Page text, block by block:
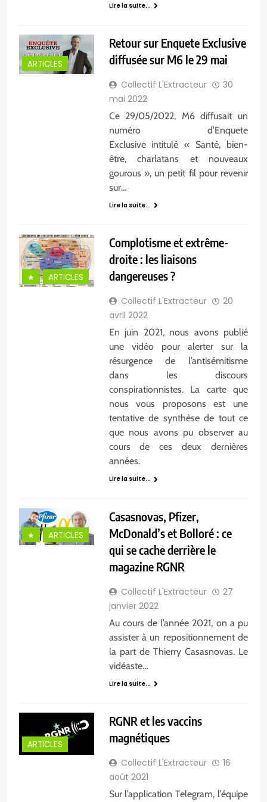
Lire la suite...
ARTICLES
Retour sur Enquete Exclusive
diffusée sur M6 le 29 mai
Collectif L'Extracteur
30
mai 2022
Ce 29/05/2022, M6 diffusait un
numéro d’Enquete
Exclusive intitulé « Santé, bien-
être, charlatans et nouveaux
gourous », un petit fil pour revenir
sur…
Lire la suite...
★ ARTICLES
Complotisme et extrême-
droite : les liaisons
dangereuses ?
Collectif L'Extracteur
20
avril 2022
En juin 2021, nous avons publié
une vidéo pour alerter sur la
résurgence de l’antisémitisme
dans les discours
conspirationnistes. La carte que
nous vous proposons est une
tentative de synthèse de tout ce
que nous avons pu observer au
cours de ces deux dernières
années.
Lire la suite...
★ ARTICLES
Casasnovas, Pfizer,
McDonald’s et Bolloré : ce
qui se cache derrière le
magazine RGNR
Collectif L'Extracteur
27
janvier 2022
Au cours de l’année 2021, on a pu
assister à un repositionnement de
la part de Thierry Casasnovas. Le
vidéaste…
Lire la suite...
ARTICLES
RGNR et les vaccins
magnétiques
Collectif L'Extracteur
16
août 2021
Sur l’application Telegram, l’équipe